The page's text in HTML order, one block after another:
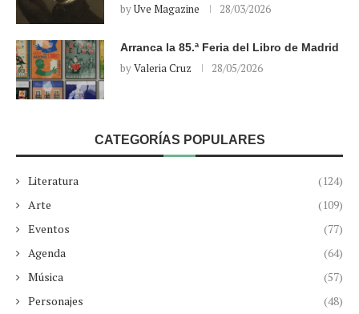
byUve Magazine 28/03/2026
Arranca la 85.ª Feria del Libro de Madrid
byValeria Cruz 28/05/2026
CATEGORÍAS POPULARES
Literatura
(124)
Arte
(109)
Eventos
(77)
Agenda
(64)
Música
(57)
Personajes
(48)